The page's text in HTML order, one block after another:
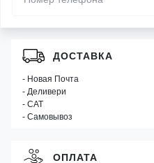
ДОСТАВКА
- Новая Почта
- Деливери
- САТ
- Самовывоз
ОПЛАТА